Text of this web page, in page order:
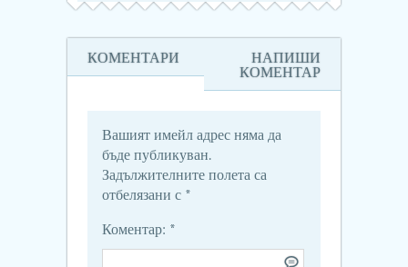
КОМЕНТАРИ
НАПИШИ
КОМЕНТАР
Вашият имейл адрес няма да
бъде публикуван.
Задължителните полета са
отбелязани с *
Коментар: *